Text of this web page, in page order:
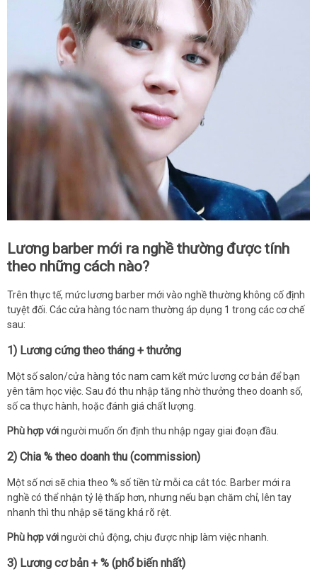
Lương barber mới ra nghề thường được tính
theo những cách nào?
Trên thực tế, mức lương barber mới vào nghề thường không cố định
tuyệt đối. Các cửa hàng tóc nam thường áp dụng 1 trong các cơ chế
sau:
1) Lương cứng theo tháng + thưởng
Một số salon/cửa hàng tóc nam cam kết mức lương cơ bản để bạn
yên tâm học việc. Sau đó thu nhập tăng nhờ thưởng theo doanh số,
số ca thực hành, hoặc đánh giá chất lượng.
Phù hợp vớingười muốn ổn định thu nhập ngay giai đoạn đầu.
2) Chia % theo doanh thu (commission)
Một số nơi sẽ chia theo % số tiền từ mỗi ca cắt tóc. Barber mới ra
nghề có thể nhận tỷ lệ thấp hơn, nhưng nếu bạn chăm chỉ, lên tay
nhanh thì thu nhập sẽ tăng khá rõ rệt.
Phù hợp vớingười chủ động, chịu được nhịp làm việc nhanh.
3) Lương cơ bản + % (phổ biến nhất)